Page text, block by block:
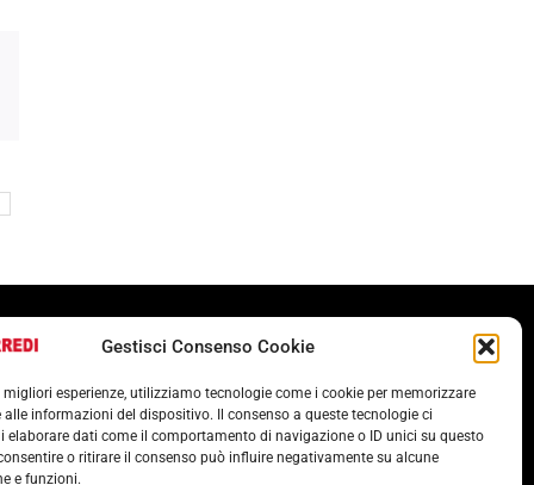
Gestisci Consenso Cookie
migliori esperienze, utilizziamo tecnologie come i cookie per memorizzare
alle informazioni del dispositivo. Il consenso a queste tecnologie ci
elaborare dati come il comportamento di navigazione o ID unici su questo
o ritirare il consenso può influire negativamente su alcune
e funzioni.
POLITICA ANTICORRUZIONE 37001